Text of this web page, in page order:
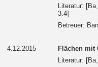
Literatur:
3.4]
Betreuer:
4.12.2015
Flächen mit
Literatur: